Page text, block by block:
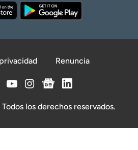
Renuncia
los derechos reservados.